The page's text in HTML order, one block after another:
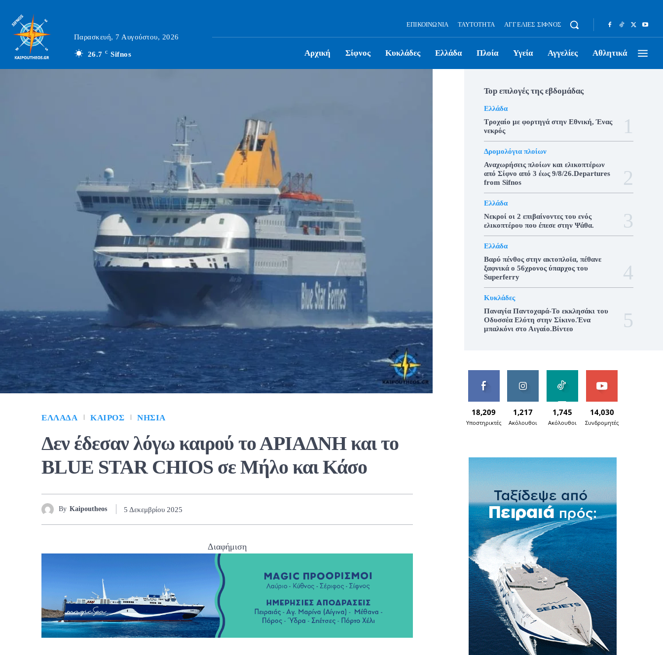
Παρασκευή, 7 Αυγούστου, 2026
26.7 C Sifnos
ΕΠΙΚΟΙΝΩΝΊΑ ΤΑΥΤΌΤΗΤΑ ΑΓΓΕΛΊΕΣ ΣΊΦΝΟΣ
Αρχική Σίφνος Κυκλάδες Ελλάδα Πλοία Υγεία Αγγελίες Αθλητικά
ΕΛΛΆΔΑ ΚΑΙΡΌΣ ΝΗΣΙΆ
Δεν έδεσαν λόγω καιρού το ΑΡΙΑΔΝΗ και το
BLUE STAR CHIOS σε Μήλο και Κάσο
By Kaipoutheos 5 Δεκεμβρίου 2025
Διαφήμιση
Top επιλογές της εβδομάδας
Ελλάδα
Τροχαίο με φορτηγά στην Εθνική, Ένας
νεκρός
Δρομολόγια πλοίων
Αναχωρήσεις πλοίων και ελικοπτέρων
από Σίφνο από 3 έως 9/8/26.Departures
from Sifnos
Ελλάδα
Νεκροί οι 2 επιβαίνοντες του ενός
ελικοπτέρου που έπεσε στην Ψάθα.
Ελλάδα
Βαρύ πένθος στην ακτοπλοϊα, πέθανε
ξαφνικά ο 56χρονος ύπαρχος του
Superferry
Κυκλάδες
Παναγία Παντοχαρά-Το εκκλησάκι του
Οδυσσέα Ελύτη στην Σίκινο.Ένα
μπαλκόνι στο Αιγαίο.Βίντεο
18,209
Υποστηρικτές
1,217
Ακόλουθοι
1,745
Ακόλουθοι
14,030
Συνδρομητές